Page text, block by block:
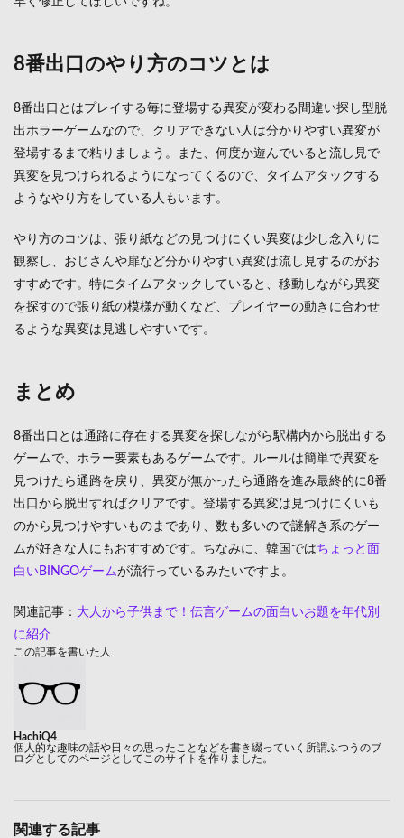
8番出口のやり方のコツとは
8番出口とはプレイする毎に登場する異変が変わる間違い探し型脱
出ホラーゲームなので、クリアできない人は分かりやすい異変が
登場するまで粘りましょう。また、何度か遊んでいると流し見で
異変を見つけられるようになってくるので、タイムアタックする
ようなやり方をしている人もいます。
やり方のコツは、張り紙などの見つけにくい異変は少し念入りに
観察し、おじさんや扉など分かりやすい異変は流し見するのがお
すすめです。特にタイムアタックしていると、移動しながら異変
を探すので張り紙の模様が動くなど、プレイヤーの動きに合わせ
るような異変は見逃しやすいです。
まとめ
8番出口とは通路に存在する異変を探しながら駅構内から脱出する
ゲームで、ホラー要素もあるゲームです。ルールは簡単で異変を
見つけたら通路を戻り、異変が無かったら通路を進み最終的に8番
出口から脱出すればクリアです。登場する異変は見つけにくいも
のから見つけやすいものまであり、数も多いので謎解き系のゲー
ムが好きな人にもおすすめです。ちなみに、韓国ではちょっと面
白いBINGOゲームが流行っているみたいですよ。
関連記事： 大人から子供まで！伝言ゲームの面白いお題を年代別
に紹介
この記事を書いた人
HachiQ4
個人的な趣味の話や日々の思ったことなどを書き綴っていく所謂ふつうのブ
ログとしてのページとしてこのサイトを作りました。
関連する記事